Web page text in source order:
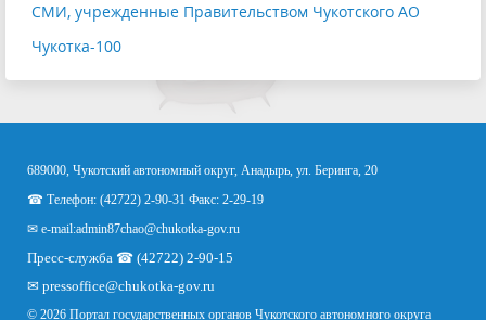
СМИ, учрежденные Правительством Чукотского АО
Чукотка-100
689000, Чукотский автономный округ, Анадырь, ул. Беринга, 20
☎ Телефон: (42722) 2-90-31 Факс: 2-29-19
✉ e-mail:admin87chao@chukotka-gov.ru
Пресс-служба ☎ (42722) 2-90-15
✉ pressoffice@chukotka-gov.ru
© 2026 Портал государственных органов Чукотского автономного округа